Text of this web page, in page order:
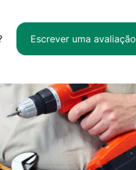
Escrever uma avaliação